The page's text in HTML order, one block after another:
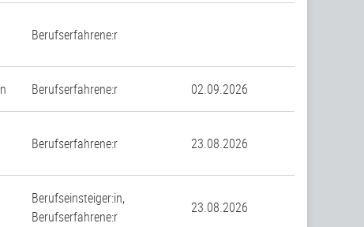
Berufserfahrene:r
Berufserfahrene:r 02.09.2026
Berufserfahrene:r 23.08.2026
Berufseinsteiger:in,
Berufserfahrene:r
23.08.2026